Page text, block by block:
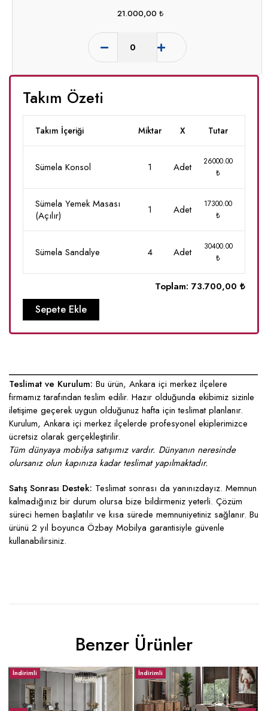
21.000,00 ₺
Takım Özeti
Takım İçeriği Miktar X Tutar
Sümela Konsol 1 Adet
26000.00
₺
Sümela Yemek Masası
(Açılır)
1 Adet
17300.00
₺
Sümela Sandalye 4 Adet
30400.00
₺
Toplam: 73.700,00 ₺
Sepete Ekle
____________________________________________________
Teslimat ve Kurulum: Bu ürün, Ankara içi merkez ilçelere
firmamız tarafından teslim edilir. Hazır olduğunda ekibimiz sizinle
iletişime geçerek uygun olduğunuz hafta için teslimat planlanır.
Kurulum, Ankara içi merkez ilçelerde profesyonel ekiplerimizce
ücretsiz olarak gerçekleştirilir.
Tüm dünyaya mobilya satışımız vardır. Dünyanın neresinde
olursanız olun kapınıza kadar teslimat yapılmaktadır.
Satış Sonrası Destek: Teslimat sonrası da yanınızdayız. Memnun
kalmadığınız bir durum olursa bize bildirmeniz yeterli. Çözüm
süreci hemen başlatılır ve kısa sürede memnuniyetiniz sağlanır. Bu
ürünü 2 yıl boyunca Özbay Mobilya garantisiyle güvenle
kullanabilirsiniz.
Benzer Ürünler
İndirimli İndirimli